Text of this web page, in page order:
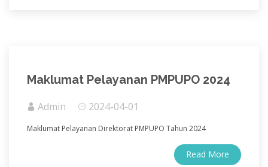
Maklumat Pelayanan PMPUPO 2024
Admin 2024-04-01
Maklumat Pelayanan Direktorat PMPUPO Tahun 2024
Read More